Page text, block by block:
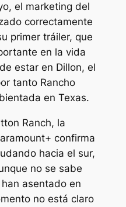
el marketing del
correctamente
primer tráiler, que
en la vida
estar en Dillon, el
tanto Rancho
en Texas.
Ranch, la
confirma
hacia el sur,
no se sabe
asentado en
no está claro